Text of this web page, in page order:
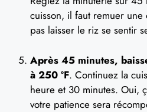
cuisson, il faut remuer
pas laisser le riz se sentir
Après 45 minutes,
à 250 ºF. Continuez la
heure et 30 minutes. Oui,
votre patience sera